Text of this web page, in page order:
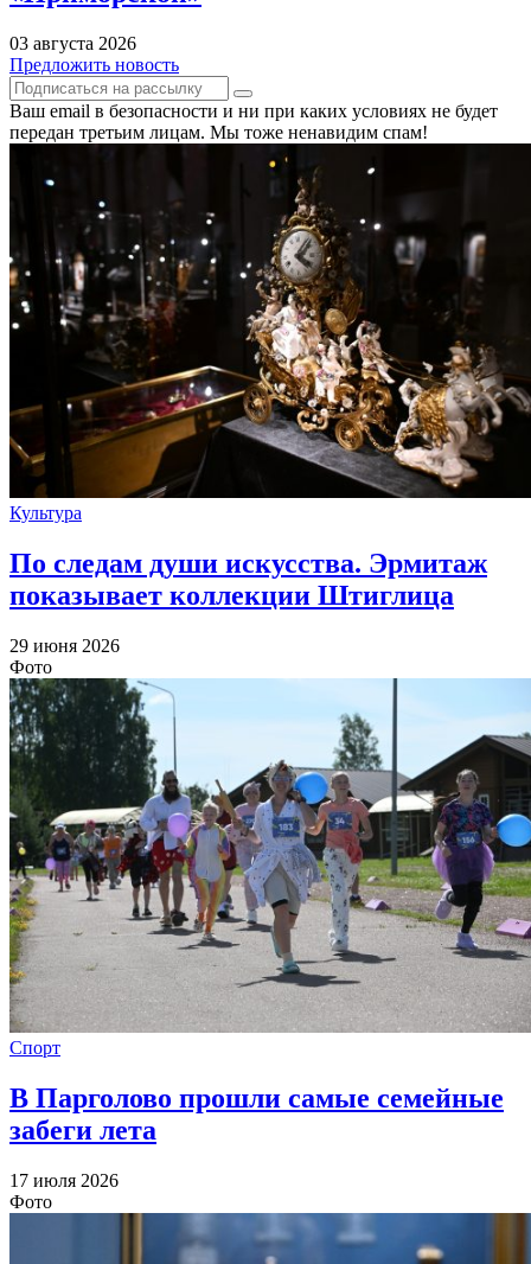
03 августа 2026
Предложить новость
Ваш email в безопасности и ни при каких условиях не будет
передан третьим лицам. Мы тоже ненавидим спам!
Культура
По следам души искусства. Эрмитаж
показывает коллекции Штиглица
29 июня 2026
Фото
Спорт
В Парголово прошли самые семейные
забеги лета
17 июля 2026
Фото